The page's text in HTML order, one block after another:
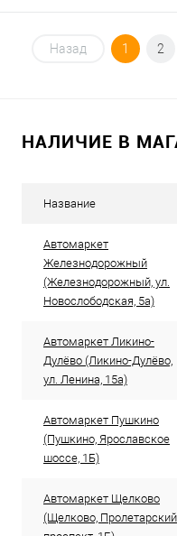
Назад 1 2
НАЛИЧИЕ В
Название
Автомаркет
Железнодорожный
(Железнодорожный, ул.
Новослободская, 5а)
Автомаркет Ликино-
Дулёво (Ликино-Дулёво,
ул. Ленина, 15а)
Автомаркет Пушкино
(Пушкино, Ярославское
шоссе, 1Б)
Автомаркет Щелково
(Щелково, Пролетарский